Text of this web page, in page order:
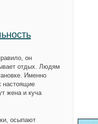
он
отдых. Людям
Именно
настоящие
жена и куча
осыпают